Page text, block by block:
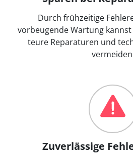
Durch frühzeitige
vorbeugende Wartung
teure Reparaturen und
Zuverlässige